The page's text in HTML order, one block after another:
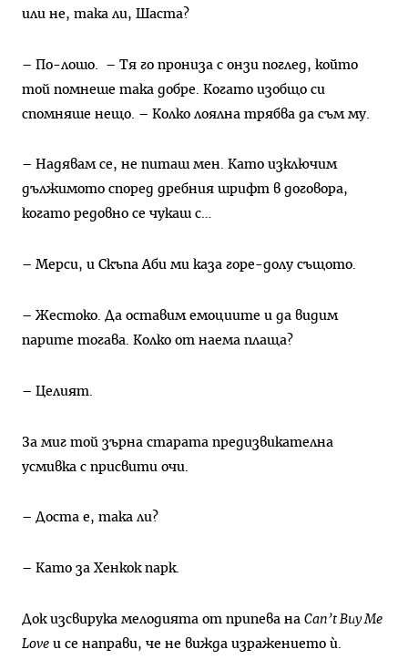
или не, така ли, Шаста?
– По-лошо. – Тя го прониза с онзи поглед, който
той помнеше така добре. Когато изобщо си
спомняше нещо. – Колко лоялна трябва да съм му.
– Надявам се, не питаш мен. Като изключим
дължимото според дребния шрифт в договора,
когато редовно се чукаш с…
– Мерси, и Скъпа Аби ми каза горе-долу същото.
– Жестоко. Да оставим емоциите и да видим
парите тогава. Колко от наема плаща?
– Целият.
За миг той зърна старата предизвикателна
усмивка с присвити очи.
– Доста е, така ли?
– Като за Хенкок парк.
Док изсвирука мелодията от припева на Can’t Buy Me
Love и се направи, че не вижда изражението ѝ.